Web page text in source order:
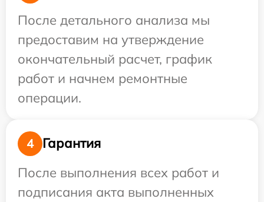
После детального анализа мы
предоставим на утверждение
окончательный расчет, график
работ и начнем ремонтные
операции.
4
Гарантия
После выполнения всех работ и
подписания акта выполненных